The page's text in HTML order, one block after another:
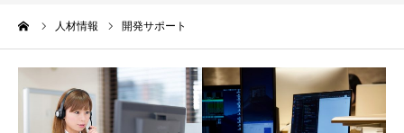
人材情報 開発サポート
インタビュー
お問い合わせ